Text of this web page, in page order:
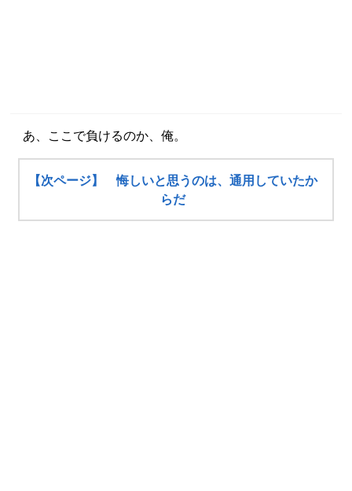
あ、ここで負けるのか、俺。
【次ページ】 悔しいと思うのは、通用していたか
らだ